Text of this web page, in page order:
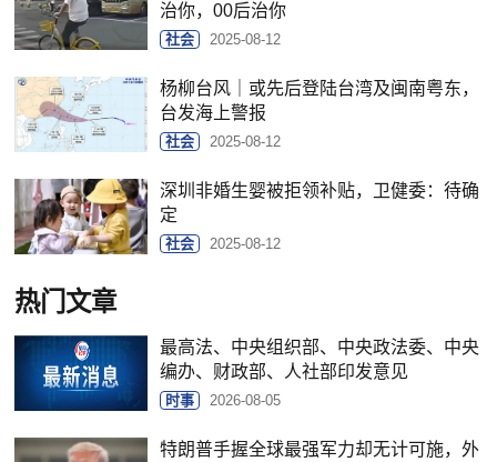
治你，00后治你
社会 2025-08-12
杨柳台风｜或先后登陆台湾及闽南粤东，
台发海上警报
社会 2025-08-12
深圳非婚生婴被拒领补贴，卫健委：待确
定
社会 2025-08-12
热门文章
最高法、中央组织部、中央政法委、中央
编办、财政部、人社部印发意见
时事 2026-08-05
特朗普手握全球最强军力却无计可施，外